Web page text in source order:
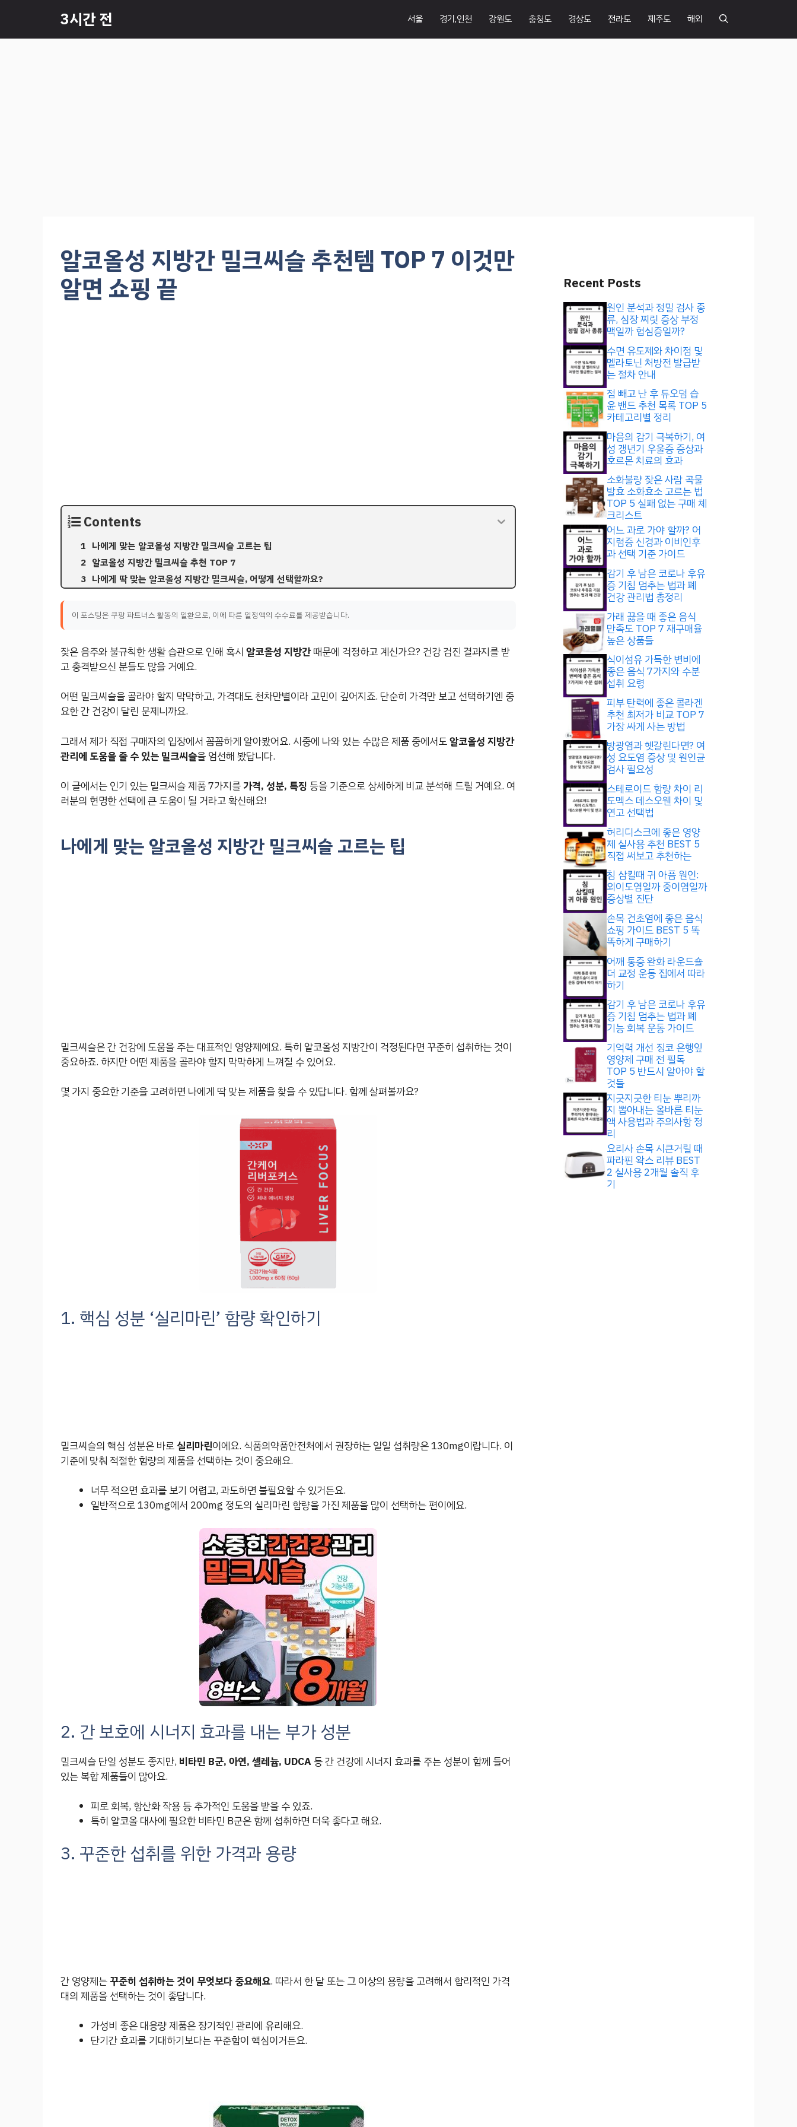
츠
3시간 전 서울 경기,인천 강원도 충청도 경상도 전라도 제주도 해외
알코올성 지방간 밀크씨슬 추천템 TOP 7 이것만
알면 쇼핑 끝
Contents
나에게 맞는 알코올성 지방간 밀크씨슬 고르는 팁
알코올성 지방간 밀크씨슬 추천 TOP 7
나에게 딱 맞는 알코올성 지방간 밀크씨슬, 어떻게 선택할까요?
이 포스팅은 쿠팡 파트너스 활동의 일환으로, 이에 따른 일정액의 수수료를 제공받습니다.
잦은 음주와 불규칙한 생활 습관으로 인해 혹시 알코올성 지방간때문에 걱정하고 계신가요? 건강 검진 결과지를 받
고 충격받으신 분들도 많을 거예요.
어떤 밀크씨슬을 골라야 할지 막막하고, 가격대도 천차만별이라 고민이 깊어지죠. 단순히 가격만 보고 선택하기엔 중
요한 간 건강이 달린 문제니까요.
그래서 제가 직접 구매자의 입장에서 꼼꼼하게 알아봤어요. 시중에 나와 있는 수많은 제품 중에서도알코올성 지방간
관리에 도움을 줄 수 있는 밀크씨슬을 엄선해 봤답니다.
이 글에서는 인기 있는 밀크씨슬 제품 7가지를 가격, 성분, 특징 등을 기준으로 상세하게 비교 분석해 드릴 거예요. 여
러분의 현명한 선택에 큰 도움이 될 거라고 확신해요!
나에게 맞는 알코올성 지방간 밀크씨슬 고르는 팁
밀크씨슬은 간 건강에 도움을 주는 대표적인 영양제예요. 특히 알코올성 지방간이 걱정된다면 꾸준히 섭취하는 것이
중요하죠. 하지만 어떤 제품을 골라야 할지 막막하게 느껴질 수 있어요.
몇 가지 중요한 기준을 고려하면 나에게 딱 맞는 제품을 찾을 수 있답니다. 함께 살펴볼까요?
1. 핵심 성분 ‘실리마린’ 함량 확인하기
밀크씨슬의 핵심 성분은 바로실리마린이에요. 식품의약품안전처에서 권장하는 일일 섭취량은 130mg이랍니다. 이
기준에 맞춰 적절한 함량의 제품을 선택하는 것이 중요해요.
너무 적으면 효과를 보기 어렵고, 과도하면 불필요할 수 있거든요.
일반적으로 130mg에서 200mg 정도의 실리마린 함량을 가진 제품을 많이 선택하는 편이에요.
2. 간 보호에 시너지 효과를 내는 부가 성분
밀크씨슬 단일 성분도 좋지만, 비타민 B군, 아연, 셀레늄, UDCA 등 간 건강에 시너지 효과를 주는 성분이 함께 들어
있는 복합 제품들이 많아요.
피로 회복, 항산화 작용 등 추가적인 도움을 받을 수 있죠.
특히 알코올 대사에 필요한 비타민 B군은 함께 섭취하면 더욱 좋다고 해요.
3. 꾸준한 섭취를 위한 가격과 용량
간 영양제는 꾸준히 섭취하는 것이 무엇보다 중요해요. 따라서 한 달 또는 그 이상의 용량을 고려해서 합리적인 가격
대의 제품을 선택하는 것이 좋답니다.
가성비 좋은 대용량 제품은 장기적인 관리에 유리해요.
단기간 효과를 기대하기보다는 꾸준함이 핵심이거든요.
Recent Posts
원인 분석과 정밀 검사 종
류, 심장 찌릿 증상 부정
맥일까 협심증일까?
수면 유도제와 차이점 및
멜라토닌 처방전 발급받
는 절차 안내
점 빼고 난 후 듀오덤 습
윤 밴드 추천 목록 TOP 5
카테고리별 정리
마음의 감기 극복하기, 여
성 갱년기 우울증 증상과
호르몬 치료의 효과
소화불량 잦은 사람 곡물
발효 소화효소 고르는 법
TOP 5 실패 없는 구매 체
크리스트
어느 과로 가야 할까? 어
지럼증 신경과 이비인후
과 선택 기준 가이드
감기 후 남은 코로나 후유
증 기침 멈추는 법과 폐
건강 관리법 총정리
가래 끓을 때 좋은 음식
만족도 TOP 7 재구매율
높은 상품들
식이섬유 가득한 변비에
좋은 음식 7가지와 수분
섭취 요령
피부 탄력에 좋은 콜라겐
추천 최저가 비교 TOP 7
가장 싸게 사는 방법
방광염과 헷갈린다면? 여
성 요도염 증상 및 원인균
검사 필요성
스테로이드 함량 차이 리
도멕스 데스오웬 차이 및
연고 선택법
허리디스크에 좋은 영양
제 실사용 추천 BEST 5
직접 써보고 추천하는
침 삼킬때 귀 아픔 원인:
외이도염일까 중이염일까
증상별 진단
손목 건초염에 좋은 음식
쇼핑 가이드 BEST 5 똑
똑하게 구매하기
어깨 통증 완화 라운드숄
더 교정 운동 집에서 따라
하기
감기 후 남은 코로나 후유
증 기침 멈추는 법과 폐
기능 회복 운동 가이드
기억력 개선 징코 은행잎
영양제 구매 전 필독
TOP 5 반드시 알아야 할
것들
지긋지긋한 티눈 뿌리까
지 뽑아내는 올바른 티눈
액 사용법과 주의사항 정
리
요리사 손목 시큰거릴 때
파라핀 왁스 리뷰 BEST
2 실사용 2개월 솔직 후
기